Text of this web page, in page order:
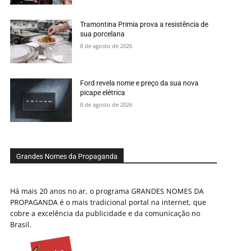
Tramontina Primia prova a resistência de
sua porcelana
8 de agosto de 2026
Ford revela nome e preço da sua nova
picape elétrica
8 de agosto de 2026
Grandes Nomes da Propaganda
Há mais 20 anos no ar, o programa GRANDES NOMES DA
PROPAGANDA é o mais tradicional portal na internet, que
cobre a excelência da publicidade e da comunicação no
Brasil.